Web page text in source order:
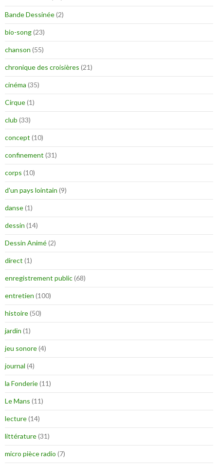
Bande Dessinée(2)
bio-song(23)
chanson (55)
chronique des croisières (21)
cinéma (35)
Cirque(1)
club (33)
concept (10)
confinement (31)
corps (10)
d'un pays lointain (9)
danse(1)
dessin (14)
Dessin Animé(2)
direct (1)
enregistrement public(68)
entretien (100)
histoire(50)
jardin (1)
jeu sonore(4)
journal (4)
la Fonderie(11)
Le Mans (11)
lecture(14)
littérature(31)
micro pièce radio (7)